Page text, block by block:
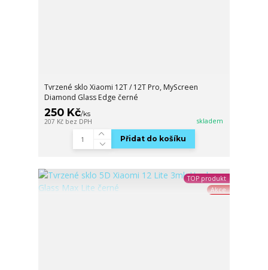
Tvrzené sklo Xiaomi 12T / 12T Pro, MyScreen
Diamond Glass Edge černé
250 Kč/ks
207 Kč bez DPH skladem
Přidat do košíku
TOP produkt
Akce